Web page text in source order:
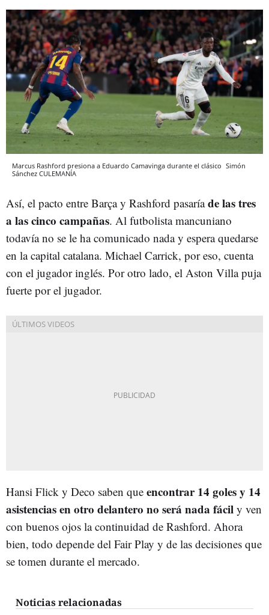
Marcus Rashford presiona a Eduardo Camavinga durante el clásico Simón
Sánchez CULEMANÍA
Así, el pacto entre Barça y Rashford pasaríade las tres
a las cinco campañas. Al futbolista mancuniano
todavía no se le ha comunicado nada y espera quedarse
en la capital catalana. Michael Carrick, por eso, cuenta
con el jugador inglés. Por otro lado, el Aston Villa puja
fuerte por el jugador.
Hansi Flick y Deco saben que encontrar 14 goles y 14
asistencias en otro delantero no será nada fácil y ven
con buenos ojos la continuidad de Rashford. Ahora
bien, todo depende del Fair Play y de las decisiones que
se tomen durante el mercado.
Noticias relacionadas